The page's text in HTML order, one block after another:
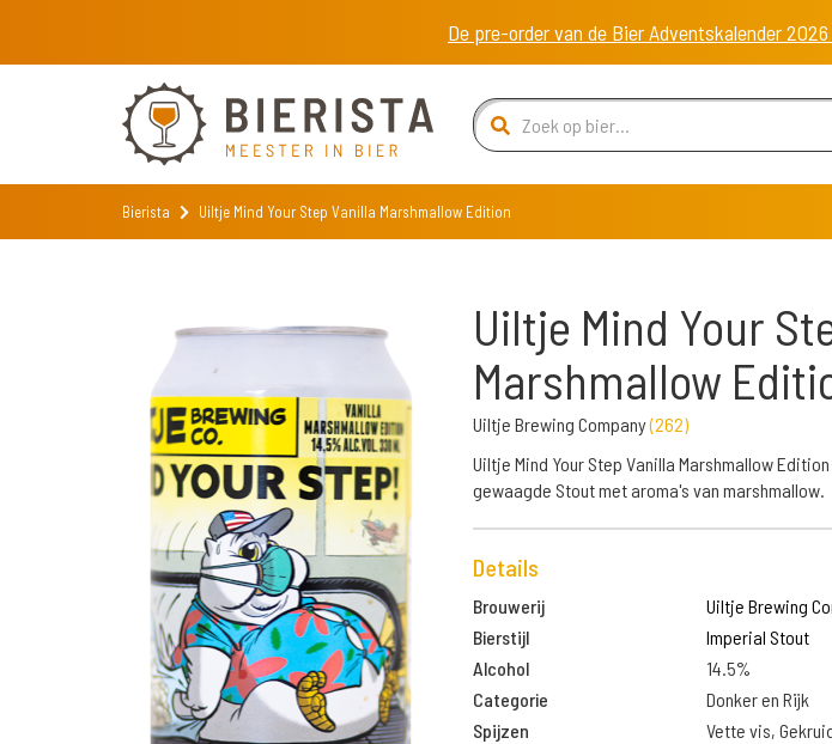
De pre-order van de Bier Adventskalender
Bierista Uiltje Mind Your Step Vanilla Marshmallow Edition
Uiltje Mind Your
Marshmallow
Uiltje Brewing Company(262)
Uiltje Mind Your Step Vanilla Marshmallow
gewaagde Stout met aroma's van marshmallow.
Details
Brouwerij
Uiltje Brewing
Bierstijl
Imperial Stout
Alcohol
14.5%
Categorie
Donker en Rijk
Spijzen
Vette vis,